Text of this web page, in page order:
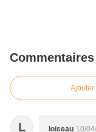
Commentaires
Ajouter
L loiseau 10/